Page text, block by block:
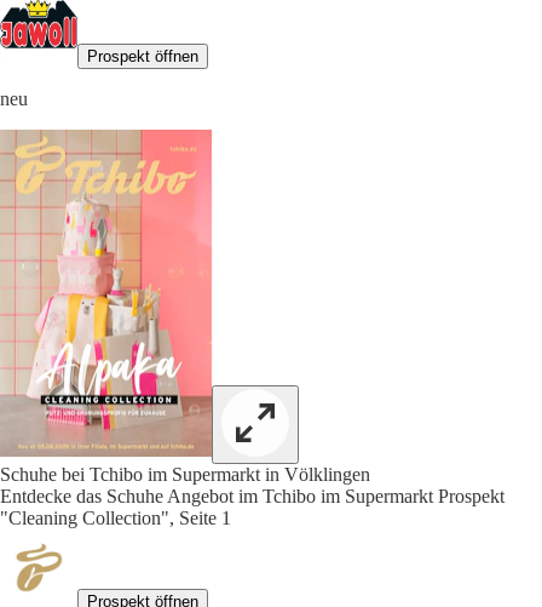
Prospekt öffnen
neu
Schuhe bei Tchibo im Supermarkt in Völklingen
Entdecke das Schuhe Angebot im Tchibo im Supermarkt Prospekt
"Cleaning Collection", Seite 1
Prospekt öffnen